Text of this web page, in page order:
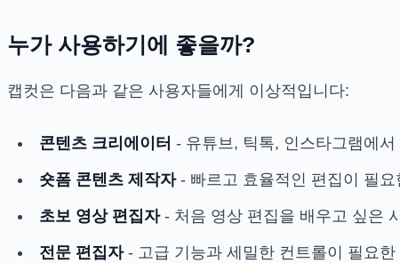
누가 사용하기에 좋을까?
캡컷은 다음과 같은 사용자들에게 이상적입니다:
콘텐츠 크리에이터 - 유튜브, 틱톡, 인스타그램에
숏폼 콘텐츠 제작자- 빠르고 효율적인 편집이 필
초보 영상 편집자- 처음 영상 편집을 배우고 싶은
전문 편집자- 고급 기능과 세밀한 컨트롤이 필요한